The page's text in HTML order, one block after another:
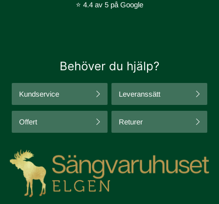
⭐ 4.4 av 5 på Google
Behöver du hjälp?
Kundservice Leveranssätt
Offert Returer